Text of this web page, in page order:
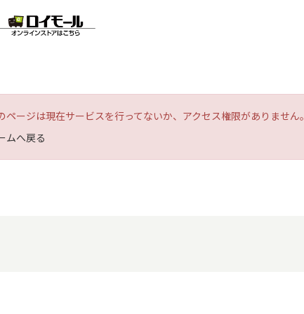
ページは現在サービスを行ってないか、アクセス権限がありません。
ムへ戻る